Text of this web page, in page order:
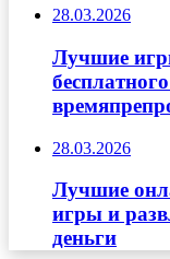
28.03.2026
Лучшие
28.03.2026
Лучшие
игры и
деньги